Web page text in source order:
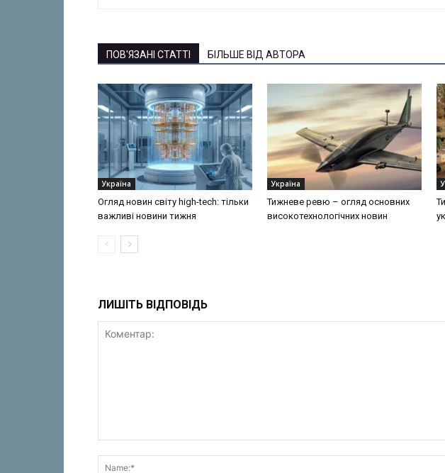
ПОВ'ЯЗАНІ СТАТТІ БІЛЬШЕ ВІД АВТОРА
Україна
Огляд новин світу high-tech: тільки
важливі новини тижня
Україна
Тижневе ревю – огляд основних
високотехнологічних новин
ЛИШІТЬ ВІДПОВІДЬ